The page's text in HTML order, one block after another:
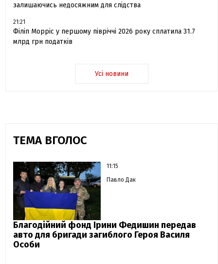
залишаючись недосяжним для слідства
21:21
Філіп Морріс у першому півріччі 2026 року сплатила 31.7
млрд грн податків
Усі новини
ТЕМА ВГОЛОС
11:15
Павло Дак
Благодійний фонд Ірини Федишин передав
авто для бригади загиблого Героя Василя
Особи